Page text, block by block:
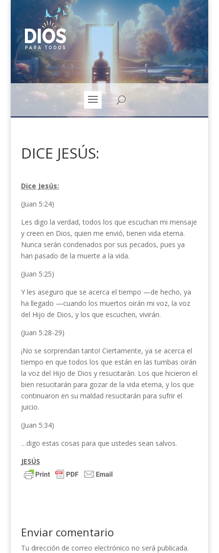
DICE JESÚS:
Dice Jesús:
(Juan 5:24)
Les digo la verdad, todos los que escuchan mi mensaje
y creen en Dios, quien me envió, tienen vida eterna.
Nunca serán condenados por sus pecados, pues ya
han pasado de la muerte a la vida.
(Juan 5:25)
Y les aseguro que se acerca el tiempo —de hecho, ya
ha llegado —cuando los muertos oirán mi voz, la voz
del Hijo de Dios, y los que escuchen, vivirán.
(Juan 5:28-29)
¡No se sorprendan tanto! Ciertamente, ya se acerca el
tiempo en que todos los que están en las tumbas oirán
la voz del Hijo de Dios y resucitarán. Los que hicieron el
bien resucitarán para gozar de la vida eterna, y los que
continuaron en su maldad resucitarán para sufrir el
juicio.
(Juan 5:34)
…digo estas cosas para que ustedes sean salvos.
JESÚS
Enviar comentario
Tu dirección de correo electrónico no será publicada.